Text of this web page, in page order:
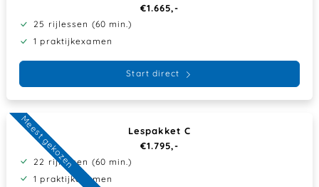
€1.665,-
25 rijlessen (60 min.)
1 praktijkexamen
Start direct
Meest gekozen
Lespakket C
€1.795,-
22 rijlessen (60 min.)
1 praktijkexamen